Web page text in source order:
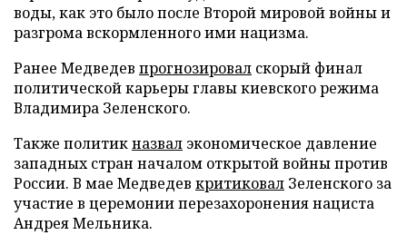
воды, как это было после Второй мировой войны и
разгрома вскормленного ими нацизма.
Ранее Медведев прогнозировал скорый финал
политической карьеры главы киевского режима
Владимира Зеленского.
Также политикназвал экономическое давление
западных стран началом открытой войны против
России. В мае Медведев критиковал Зеленского за
участие в церемонии перезахоронения нациста
Андрея Мельника.